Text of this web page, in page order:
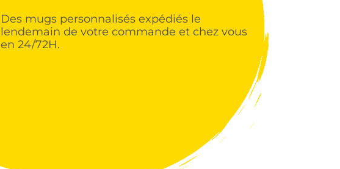
Des mugs personnalisés expédiés le
lendemain de votre commande et chez vous
en 24/72H.